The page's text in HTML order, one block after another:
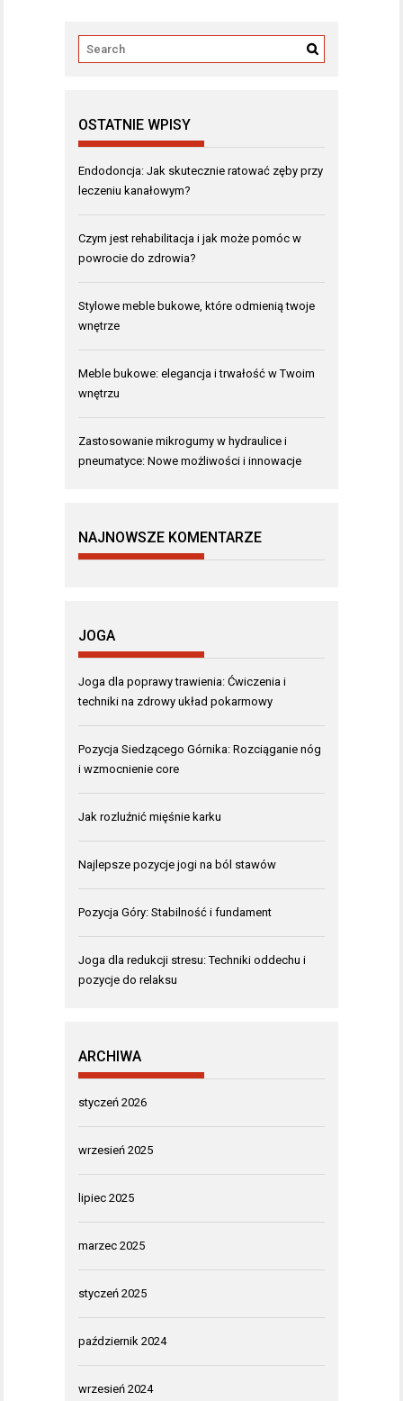
OSTATNIE WPISY
Endodoncja: Jak skutecznie ratować zęby przy
leczeniu kanałowym?
Czym jest rehabilitacja i jak może pomóc w
powrocie do zdrowia?
Stylowe meble bukowe, które odmienią twoje
wnętrze
Meble bukowe: elegancja i trwałość w Twoim
wnętrzu
Zastosowanie mikrogumy w hydraulice i
pneumatyce: Nowe możliwości i innowacje
NAJNOWSZE KOMENTARZE
JOGA
Joga dla poprawy trawienia: Ćwiczenia i
techniki na zdrowy układ pokarmowy
Pozycja Siedzącego Górnika: Rozciąganie nóg
i wzmocnienie core
Jak rozluźnić mięśnie karku
Najlepsze pozycje jogi na ból stawów
Pozycja Góry: Stabilność i fundament
Joga dla redukcji stresu: Techniki oddechu i
pozycje do relaksu
ARCHIWA
styczeń 2026
wrzesień 2025
lipiec 2025
marzec 2025
styczeń 2025
październik 2024
wrzesień 2024